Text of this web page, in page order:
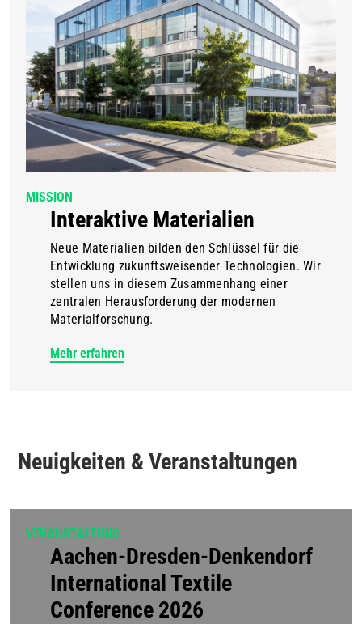
MISSION
Interaktive Materialien
Neue Materialien bilden den Schlüssel für die
Entwicklung zukunftsweisender Technologien. Wir
stellen uns in diesem Zusammenhang einer
zentralen Herausforderung der modernen
Materialforschung.
Mehr erfahren
Neuigkeiten & Veranstaltungen
VERANSTALTUNG
Aachen-Dresden-Denkendorf
International Textile
Conference 2026